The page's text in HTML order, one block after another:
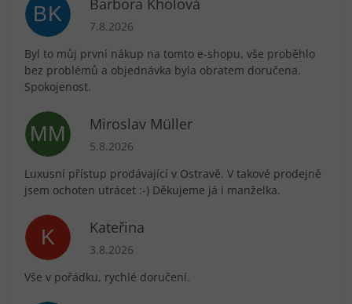
BK Barbora Kholová
Hodnocení obchodu je 5 z 5 hvězdiček.
7.8.2026
Byl to můj první nákup na tomto e-shopu, vše proběhlo
bez problémů a objednávka byla obratem doručena.
Spokojenost.
MM Miroslav Müller
Hodnocení obchodu je 5 z 5 hvězdiček.
5.8.2026
Luxusní přístup prodávající v Ostravě. V takové prodejně
jsem ochoten utrácet :-) Děkujeme já i manželka.
K Kateřina
Hodnocení obchodu je 5 z 5 hvězdiček.
3.8.2026
Vše v pořádku, rychlé doručení.